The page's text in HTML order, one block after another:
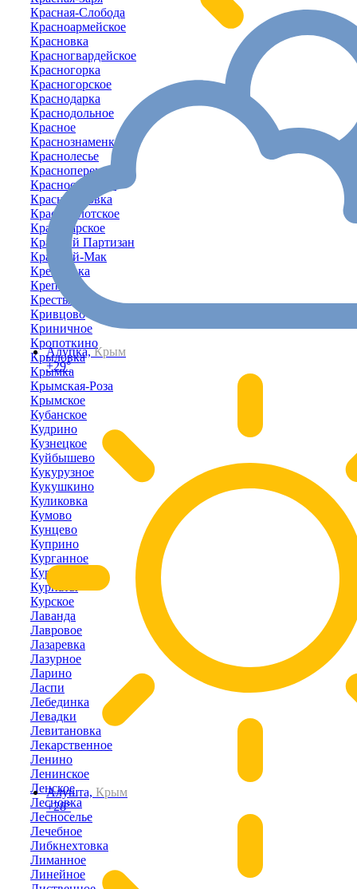
Алупка,Крым
+29°
Алушта, Крым
+28°
Красная-Слобода
Красноармейское
Красновка
Красногвардейское
Красногорка
Красногорское
Краснодарка
Краснодольное
Красное
Краснознаменка
Краснолесье
Красноперекопск
Красносельское
Красносёловка
Краснофлотское
Красноярское
Красный Партизан
Красный-Мак
Кремневка
Крепкое
Крестьяновка
Кривцово
Криничное
Кропоткино
Крыловка
Крымка
Крымская-Роза
Крымское
Кубанское
Кудрино
Кузнецкое
Куйбышево
Кукурузное
Кукушкино
Куликовка
Кумово
Кунцево
Куприно
Курганное
Курортное
Курпаты
Курское
Лаванда
Лавровое
Лазаревка
Лазурное
Ларино
Ласпи
Лебединка
Левадки
Левитановка
Лекарственное
Ленино
Ленинское
Ленское
Лесновка
Лесноселье
Лечебное
Либкнехтовка
Лиманное
Линейное